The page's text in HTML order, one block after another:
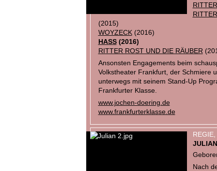
(2015)
WOYZECK(2016)
HASS(2016)
RITTER ROST UND DIE RÄUBER
Ansonsten Engagements beim
Volkstheater Frankfurt, der Schmiere
unterwegs mit seinem Stand-Up
Frankfurter Klasse.
www.jochen-doering.de
www.frankfurterklasse.de
Nach